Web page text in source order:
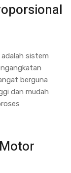
adalah sistem
berguna
dan mudah